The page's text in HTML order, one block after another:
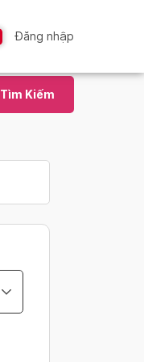
Đăng nhập
Tìm Kiếm